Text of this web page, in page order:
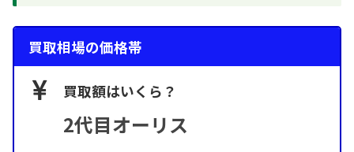
買取相場の価格帯
買取額はいくら？
2代目オーリス